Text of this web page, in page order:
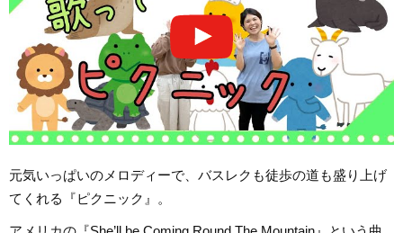
元気いっぱいのメロディーで、バスレクも徒歩の道も盛り上げ
てくれる『ピクニック』。